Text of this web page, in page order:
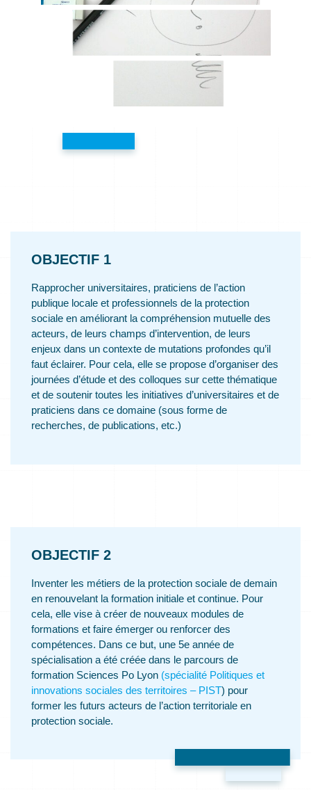
OBJECTIF 1
Rapprocher universitaires, praticiens de l’action
publique locale et professionnels de la protection
sociale en améliorant la compréhension mutuelle des
acteurs, de leurs champs d’intervention, de leurs
enjeux dans un contexte de mutations profondes qu’il
faut éclairer. Pour cela, elle se propose d’organiser des
journées d’étude et des colloques sur cette thématique
et de soutenir toutes les initiatives d’universitaires et de
praticiens dans ce domaine (sous forme de
recherches, de publications, etc.)
OBJECTIF 2
Inventer les métiers de la protection sociale de demain
en renouvelant la formation initiale et continue. Pour
cela, elle vise à créer de nouveaux modules de
formations et faire émerger ou renforcer des
compétences. Dans ce but, une 5e année de
spécialisation a été créée dans le parcours de
formation Sciences Po Lyon (spécialité Politiques et
innovations sociales des territoires – PIST) pour
former les futurs acteurs de l’action territoriale en
protection sociale.